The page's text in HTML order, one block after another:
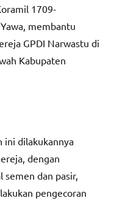
1709-
membantu
GPDI Narwastu di
Kabupaten
ini dilakukannya
dengan
dan pasir,
pengecoran